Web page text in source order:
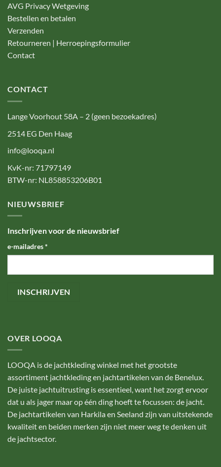
AVG Privacy Wetgeving
Bestellen en betalen
Verzenden
Retourneren | Herroepingsformulier
Contact
CONTACT
Lange Voorhout 58A – 2 (geen bezoekadres)
2514 EG Den Haag
info@looqa.nl
KvK-nr: 71797149
BTW-nr: NL858853206B01
NIEUWSBRIEF
Inschrijven voor de nieuwsbrief
e-mailadres*
OVER LOOQA
LOOQA is de jachtkleding winkel met het grootste
assortiment jachtkleding en jachtartikelen van de Benelux.
De juiste jachtuitrusting is essentieel, want het zorgt ervoor
dat u als jager maar op één ding hoeft te focussen: de jacht.
De jachtartikelen van Harkila en Seeland zijn van uitstekende
kwaliteit en beiden merken zijn niet meer weg te denken uit
de jachtsector.